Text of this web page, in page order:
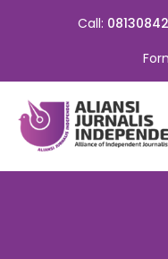
Call: